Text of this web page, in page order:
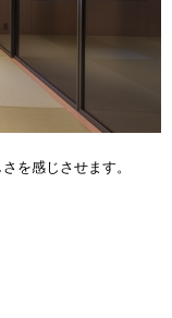
を感じさせます。